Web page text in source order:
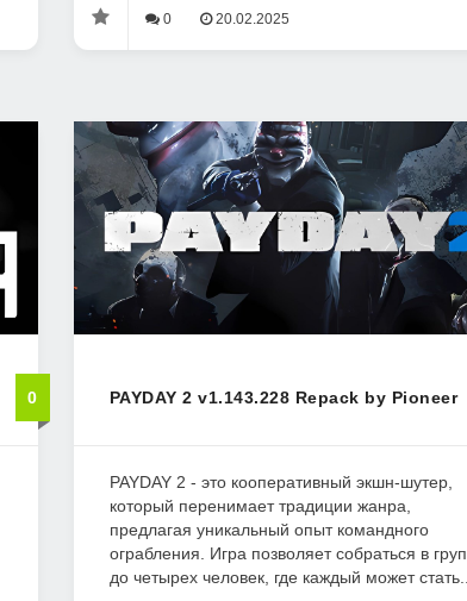
0 20.02.2025
0 PAYDAY 2 v1.143.228 Repack by Pioneer
PAYDAY 2 - это кооперативный экшн-шутер,
который перенимает традиции жанра,
предлагая уникальный опыт командного
ограбления. Игра позволяет собраться в
до четырех человек, где каждый может